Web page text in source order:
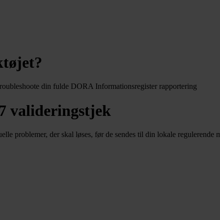
din fulde DORA Informationsregister rapportering
valideringstjek
problemer, der skal løses, før de sendes til din lokale regulerende